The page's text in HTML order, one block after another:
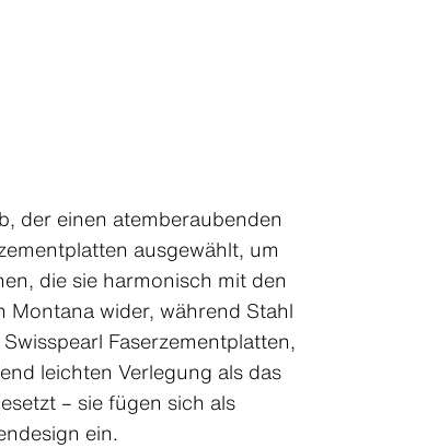
der einen atemberaubenden
ausgewählt, um
die sie harmonisch mit den
wider, während Stahl
Faserzementplatten,
leichten Verlegung als das
– sie fügen sich als
ein.